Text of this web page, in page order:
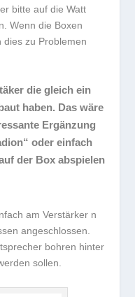
bitte auf die Watt
Wenn die Boxen
dies zu Problemen
die gleich ein
haben. Das wäre
Ergänzung
oder einfach
der Box abspielen
am Verstärker n
angeschlossen.
bohren hinter
sollen.